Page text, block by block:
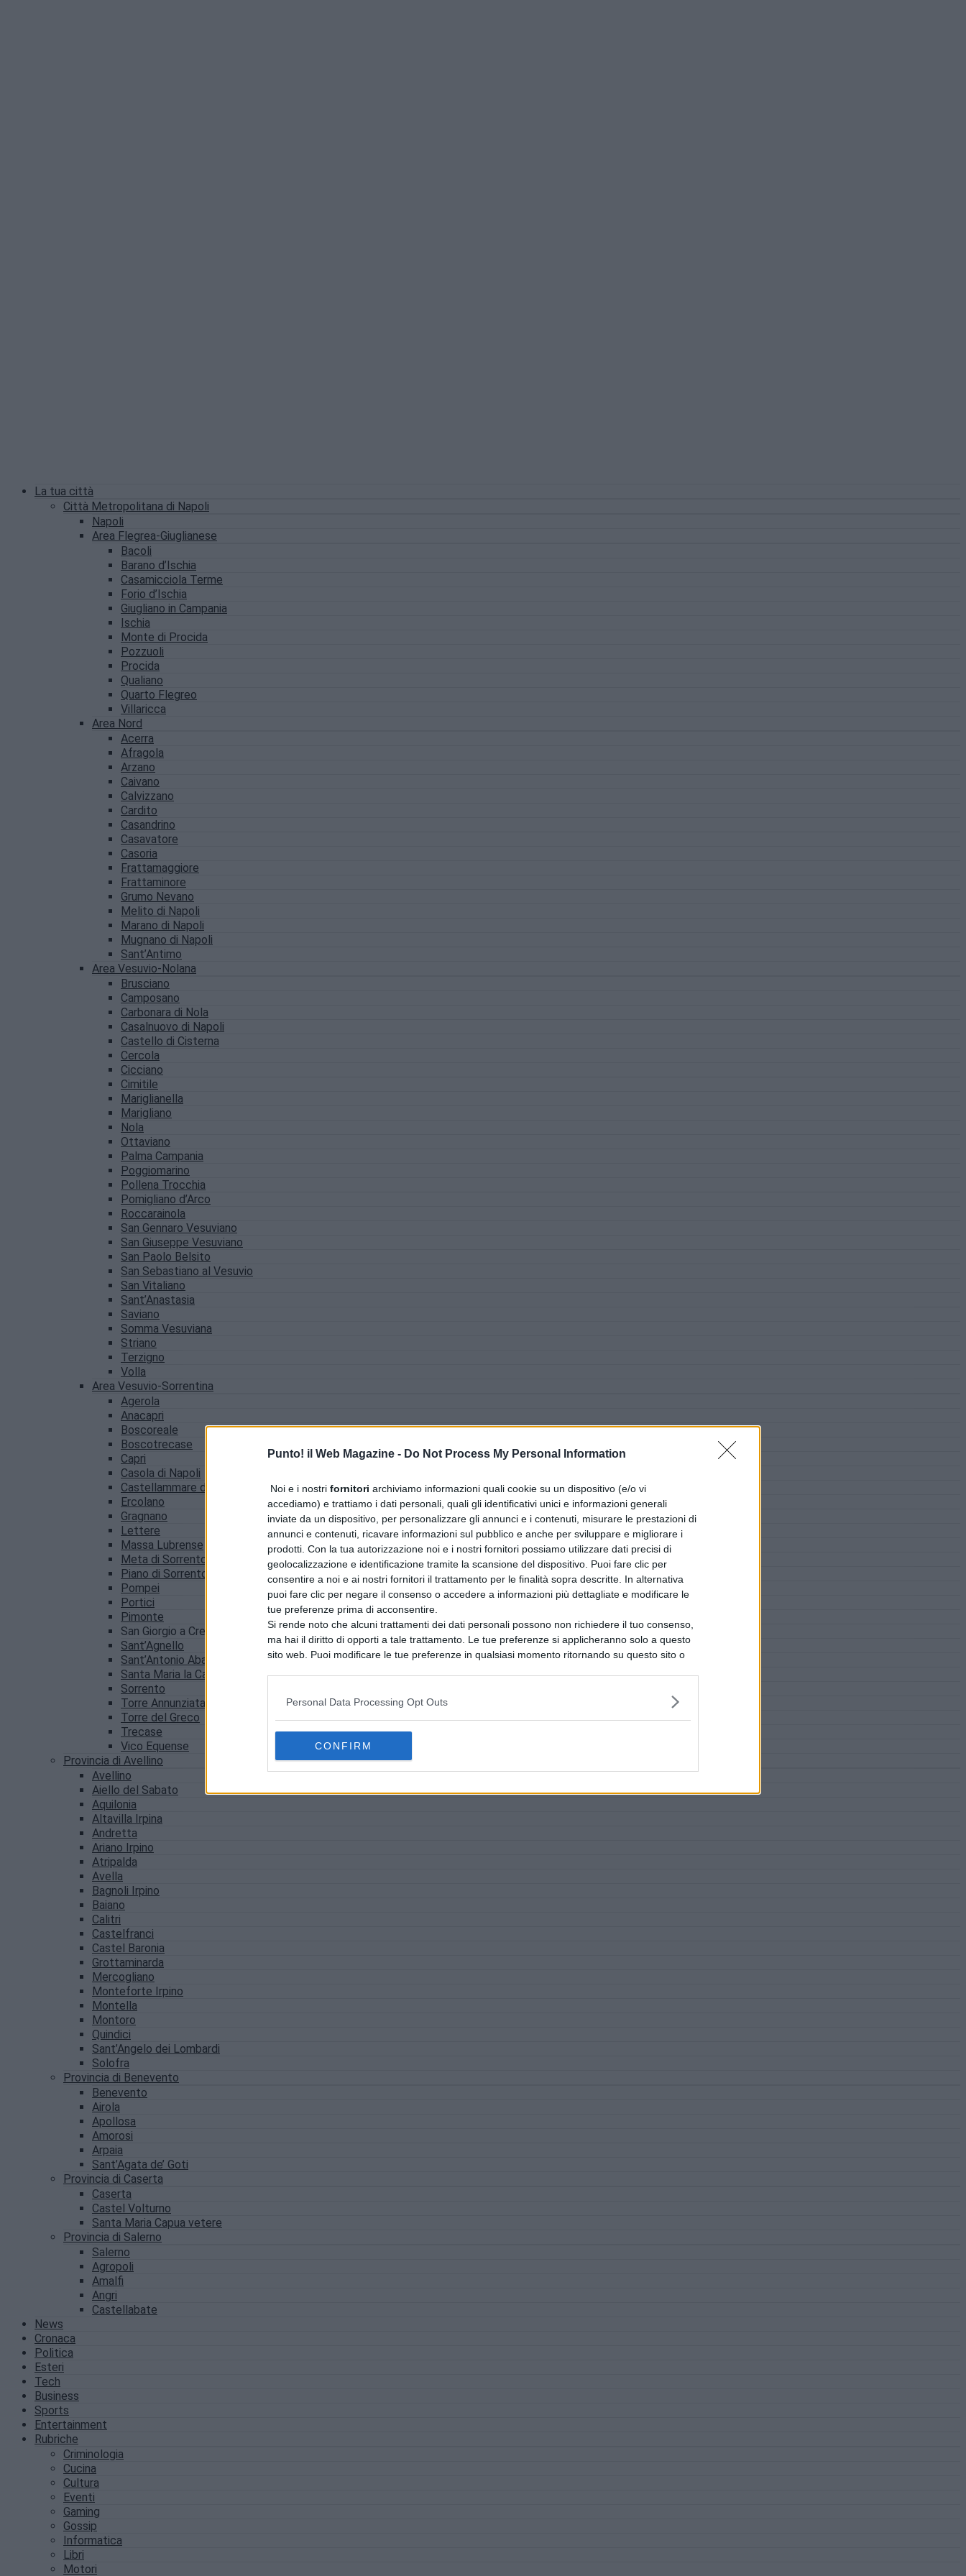
Punto! il Web Magazine - Do Not Process My Personal Information
Noi e i nostri fornitori archiviamo informazioni quali cookie su un dispositivo (e/o vi
accediamo) e trattiamo i dati personali, quali gli identificativi unici e informazioni generali
inviate da un dispositivo, per personalizzare gli annunci e i contenuti, misurare le prestazioni di
annunci e contenuti, ricavare informazioni sul pubblico e anche per sviluppare e migliorare i
prodotti. Con la tua autorizzazione noi e i nostri fornitori possiamo utilizzare dati precisi di
geolocalizzazione e identificazione tramite la scansione del dispositivo. Puoi fare clic per
consentire a noi e ai nostri fornitori il trattamento per le finalità sopra descritte. In alternativa
puoi fare clic per negare il consenso o accedere a informazioni più dettagliate e modificare le
tue preferenze prima di acconsentire.
Si rende noto che alcuni trattamenti dei dati personali possono non richiedere il tuo consenso,
ma hai il diritto di opporti a tale trattamento. Le tue preferenze si applicheranno solo a questo
sito web. Puoi modificare le tue preferenze in qualsiasi momento ritornando su questo sito o
Personal Data Processing Opt Outs
CONFIRM
La tua città
Città Metropolitana di Napoli
Napoli
Area Flegrea-Giuglianese
Bacoli
Barano d’Ischia
Casamicciola Terme
Forio d’Ischia
Giugliano in Campania
Ischia
Monte di Procida
Pozzuoli
Procida
Qualiano
Quarto Flegreo
Villaricca
Area Nord
Acerra
Afragola
Arzano
Caivano
Calvizzano
Cardito
Casandrino
Casavatore
Casoria
Frattamaggiore
Frattaminore
Grumo Nevano
Melito di Napoli
Marano di Napoli
Mugnano di Napoli
Sant’Antimo
Area Vesuvio-Nolana
Brusciano
Camposano
Carbonara di Nola
Casalnuovo di Napoli
Castello di Cisterna
Cercola
Cicciano
Cimitile
Mariglianella
Marigliano
Nola
Ottaviano
Palma Campania
Poggiomarino
Pollena Trocchia
Pomigliano d’Arco
Roccarainola
San Gennaro Vesuviano
San Giuseppe Vesuviano
San Paolo Belsito
San Sebastiano al Vesuvio
San Vitaliano
Sant’Anastasia
Saviano
Somma Vesuviana
Striano
Terzigno
Volla
Area Vesuvio-Sorrentina
Agerola
Anacapri
Boscoreale
Boscotrecase
Capri
Casola di Napoli
Castellammare di Stabia
Ercolano
Gragnano
Lettere
Massa Lubrense
Meta di Sorrento
Piano di Sorrento
Pompei
Portici
Pimonte
San Giorgio a Cremano
Sant’Agnello
Sant’Antonio Abate
Santa Maria la Carità
Sorrento
Torre Annunziata
Torre del Greco
Trecase
Vico Equense
Provincia di Avellino
Avellino
Aiello del Sabato
Aquilonia
Altavilla Irpina
Andretta
Ariano Irpino
Atripalda
Avella
Bagnoli Irpino
Baiano
Calitri
Castelfranci
Castel Baronia
Grottaminarda
Mercogliano
Monteforte Irpino
Montella
Montoro
Quindici
Sant’Angelo dei Lombardi
Solofra
Provincia di Benevento
Benevento
Airola
Apollosa
Amorosi
Arpaia
Sant’Agata de’ Goti
Provincia di Caserta
Caserta
Castel Volturno
Santa Maria Capua vetere
Provincia di Salerno
Salerno
Agropoli
Amalfi
Angri
Castellabate
News
Cronaca
Politica
Esteri
Tech
Business
Sports
Entertainment
Rubriche
Criminologia
Cucina
Cultura
Eventi
Gaming
Gossip
Informatica
Libri
Motori